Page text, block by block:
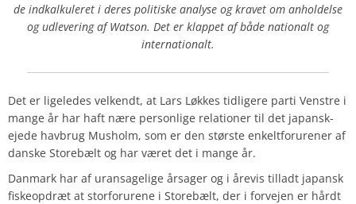
de indkalkuleret i deres politiske analyse og kravet om anholdelse
og udlevering af Watson. Det er klappet af både nationalt og
internationalt.
Det er ligeledes velkendt, at Lars Løkkes tidligere parti Venstre i
mange år har haft nære personlige relationer til det japansk-
ejede havbrug Musholm, som er den største enkeltforurener af
danske Storebælt og har været det i mange år.
Danmark har af uransagelige årsager og i årevis tilladt japansk
fiskeopdræt at storforurene i Storebælt, der i forvejen er hårdt